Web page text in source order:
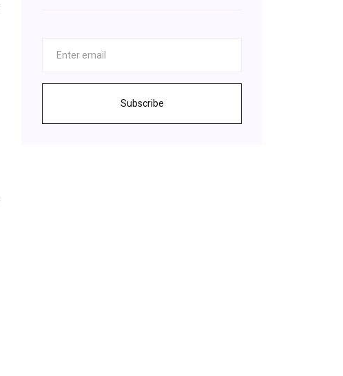
Subscribe